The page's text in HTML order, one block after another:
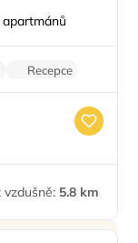
apartmánů
Recepce
vzdušně: 5.8 km